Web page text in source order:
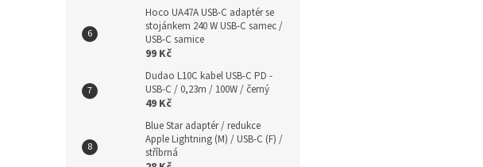
Hoco UA47A USB-C adaptér se
stojánkem 240 W USB-C samec /
USB-C samice
99 Kč
Dudao L10C kabel USB-C PD -
USB-C / 0,23m / 100W / černý
49 Kč
Blue Star adaptér / redukce
Apple Lightning (M) / USB-C (F) /
stříbrná